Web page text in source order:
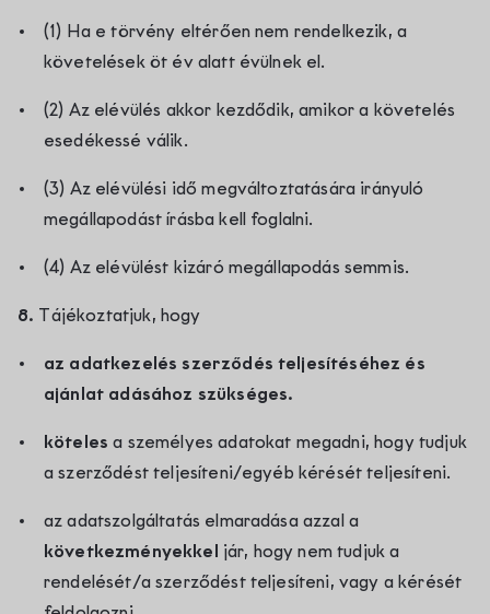
(1) Ha e törvény eltérően nem rendelkezik, a
követelések öt év alatt évülnek el.
(2) Az elévülés akkor kezdődik, amikor a követelés
esedékessé válik.
(3) Az elévülési idő megváltoztatására irányuló
megállapodást írásba kell foglalni.
(4) Az elévülést kizáró megállapodás semmis.
8. Tájékoztatjuk, hogy
az adatkezelés szerződés teljesítéséhez és
ajánlat adásához szükséges.
köteles a személyes adatokat megadni, hogy tudjuk
a szerződést teljesíteni/egyéb kérését teljesíteni.
az adatszolgáltatás elmaradása azzal a
következményekkel jár, hogy nem tudjuk a
rendelését/a szerződést teljesíteni, vagy a kérését